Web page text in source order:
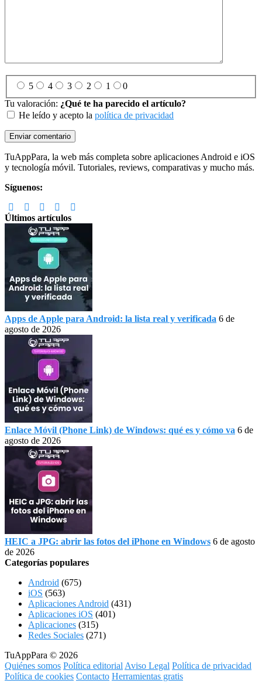
5 4 3 2 1
0
Tu valoración: ¿Qué te ha parecido el artículo?
He leído y acepto la política de privacidad
Footer
TuAppPara, la web más completa sobre aplicaciones Android e iOS
y tecnología móvil. Tutoriales, reviews, comparativas y mucho más.
Síguenos:
Últimos artículos
Apps de Apple para Android: la lista real y verificada 6 de
agosto de 2026
Enlace Móvil (Phone Link) de Windows: qué es y cómo va 6 de
agosto de 2026
HEIC a JPG: abrir las fotos del iPhone en Windows 6 de agosto
de 2026
Categorías populares
Android (675)
iOS (563)
Aplicaciones Android (431)
Aplicaciones iOS (401)
Aplicaciones (315)
Redes Sociales (271)
TuAppPara © 2026
Quiénes somos Política editorial Aviso Legal Política de privacidad
Política de cookies Contacto Herramientas gratis